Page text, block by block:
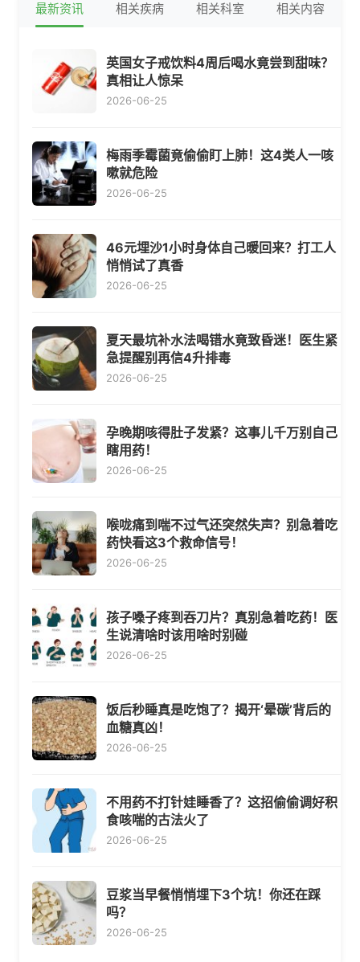
最新资讯 相关疾病 相关科室 相关内容
英国女子戒饮料4周后喝水竟尝到甜味？
真相让人惊呆
2026-06-25
梅雨季霉菌竟偷偷盯上肺！这4类人一咳
嗽就危险
2026-06-25
46元埋沙1小时身体自己暖回来？打工人
悄悄试了真香
2026-06-25
夏天最坑补水法喝错水竟致昏迷！医生紧
急提醒别再信4升排毒
2026-06-25
孕晚期咳得肚子发紧？这事儿千万别自己
瞎用药！
2026-06-25
喉咙痛到喘不过气还突然失声？别急着吃
药快看这3个救命信号！
2026-06-25
孩子嗓子疼到吞刀片？真别急着吃药！医
生说清啥时该用啥时别碰
2026-06-25
饭后秒睡真是吃饱了？揭开‘晕碳’背后的
血糖真凶！
2026-06-25
不用药不打针娃睡香了？这招偷偷调好积
食咳喘的古法火了
2026-06-25
豆浆当早餐悄悄埋下3个坑！你还在踩
吗？
2026-06-25